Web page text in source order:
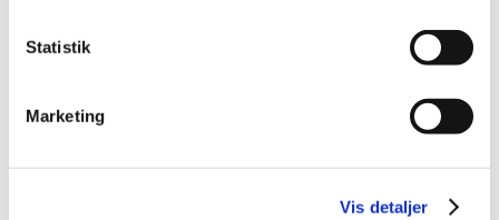
Statistik
Marketing
Vis detaljer